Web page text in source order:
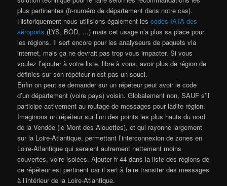
plus pertinentes (fr-numéro de département dans notre cas).
Historiquement nous utilisions également lescodes IATA des
aéroports (LYS, BOD, …) mais cet usage n’a plus sa place pour
les régions. Il sert encore pour les analyseurs de paquets via
internet, mais ça ne devrait pas trop vous impacter. Si vous
voulez l’ajouter à votre liste, libre à vous, avoir plus de région de
définies sur son répéteur n’est pas un souci.
Enfin on peut se demander sur un répéteur peut avoir le code
d’un département (voire pays) voisin. Globalement non, SAUF s’il
participe activement au routage de messages pour ladite région.
Imaginons un répéteur sur l’un des points les plus hauts du nord
de la Vendée (le Mont des Alouettes), et qui rayonne largement
sur la Loire-Atlantique, permettant l’interconnexion de zones en
Loire-Atlantique qui seraient autrement nettement moins
couvertes, voire isolées. Ajouter fr-44 dans la liste des régions de
ce répéteur est pertinent car il sert à faire transiter des messages
à l’intérieur de la Loire-Atlantique.